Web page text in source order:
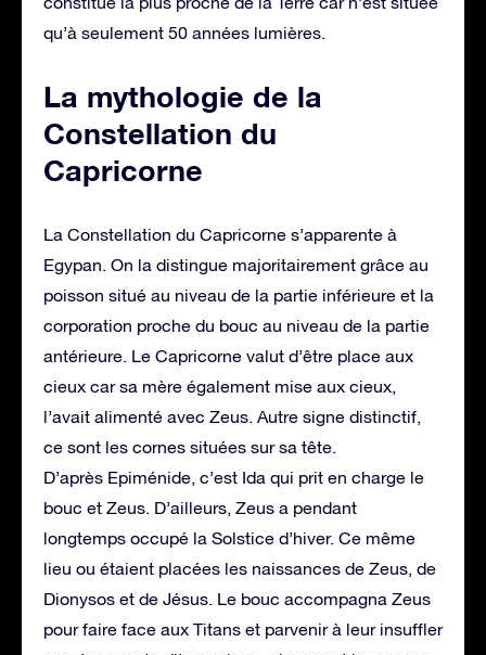
qu’à seulement 50 années lumières.
La mythologie de la
Constellation du
Capricorne
La Constellation du Capricorne s’apparente à
Egypan. On la distingue majoritairement grâce au
poisson situé au niveau de la partie inférieure et la
corporation proche du bouc au niveau de la partie
antérieure. Le Capricorne valut d’être place aux
cieux car sa mère également mise aux cieux,
l’avait alimenté avec Zeus. Autre signe distinctif,
ce sont les cornes situées sur sa tête.
D’après Epiménide, c’est Ida qui prit en charge le
bouc et Zeus. D’ailleurs, Zeus a pendant
longtemps occupé la Solstice d’hiver. Ce même
lieu ou étaient placées les naissances de Zeus, de
Dionysos et de Jésus. Le bouc accompagna Zeus
pour faire face aux Titans et parvenir à leur insuffler